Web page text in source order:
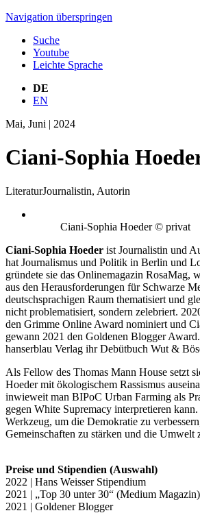
Navigation überspringen
Suche
Youtube
Leichte Sprache
DE
EN
Mai, Juni | 2024
Ciani-Sophia
LiteraturJournalistin, Autorin
Ciani-Sophia Hoeder © privat
Ciani-Sophia Hoeder ist Journalistin und
hat Journalismus und Politik in Berlin und
gründete sie das Onlinemagazin RosaMag,
aus den Herausforderungen für Schwarze
deutschsprachigen Raum thematisiert und
nicht problematisiert, sondern zelebriert.
den Grimme Online Award nominiert und
gewann 2021 den Goldenen Blogger
hanserblau Verlag ihr Debütbuch Wut &
Als Fellow des Thomas Mann House setzt
Hoeder mit ökologischem Rassismus
inwieweit man BIPoC Urban Farming als
gegen White Supremacy interpretieren
Werkzeug, um die Demokratie zu
Gemeinschaften zu stärken und die Umwelt
Preise und Stipendien (Auswahl)
2022 | Hans Weisser Stipendium
2021 | „Top 30 unter 30“ (Medium Magazin)
2021 | Goldener Blogger